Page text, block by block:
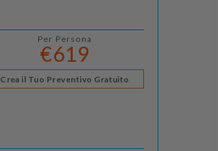
Per Persona
€619
Crea il Tuo Preventivo Gratuito